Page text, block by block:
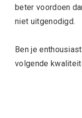
beter voordoen
niet uitgenodigd.
Ben je
volgende